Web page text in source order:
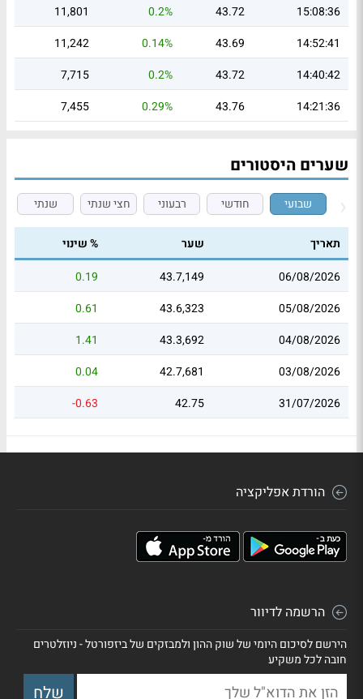
15:08:36
43.72
0.2%
11,801
14:52:41
43.69
0.14%
11,242
14:40:42
43.72
0.2%
7,715
14:21:36
43.76
0.29%
7,455
שערים היסטורים
שבועי חודשי רבעוני חצי שנתי שנתי
תאריך שער
% שינוי
06/08/2026
43.7,149
0.19
05/08/2026
43.6,323
0.61
04/08/2026
43.3,692
1.41
03/08/2026
42.7,681
0.04
31/07/2026
42.75
-0.63
הורדת אפליקציה
הרשמה לדיוור
הירשם לסיכום היומי של שוק ההון ולמבזקים של ביזפורטל - ניוזלטרים
חובה לכל משקיע